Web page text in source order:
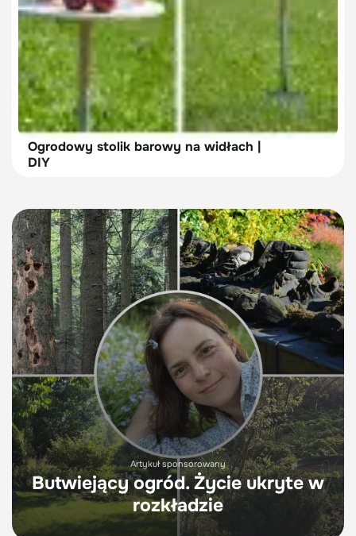
Ogrodowy stolik barowy na widłach |
DIY
Artykuł sponsorowany
Butwiejący ogród. Życie ukryte w
rozkładzie